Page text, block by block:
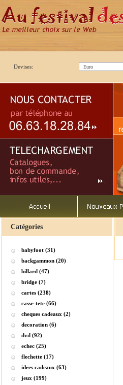
Devises:
Catégories
babyfoot (31)
backgammon (20)
billard (47)
bridge (7)
cartes (238)
casse-tete (66)
cheques cadeaux (2)
decoration (6)
dvd (92)
echec (25)
flechette (17)
idees cadeaux (63)
jeux (199)